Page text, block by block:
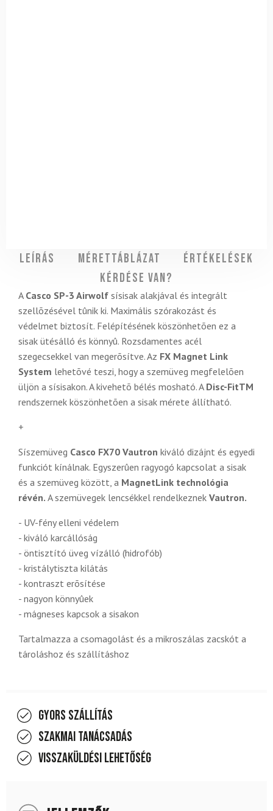
Leírás Mérettáblázat
Értékelések
Kérdése van?
A Casco SP-3 Airwolf sísisak alakjával és integrált
szellõzésével tûnik ki. Maximális szórakozást és
védelmet biztosít. Felépítésének köszönhetõen ez a
sisak ütésálló és könnyû. Rozsdamentes acél
szegecsekkel van megerõsítve. Az FX Magnet Link
System lehetõvé teszi, hogy a szemüveg megfelelõen
üljön a sísisakon. A kivehetõ bélés mosható. A Disc-FitTM
rendszernek köszönhetõen a sisak mérete állítható.
+
Síszemüveg Casco FX70 Vautron kiváló dizájnt és egyedi
funkciót kínálnak. Egyszerûen ragyogó kapcsolat a sisak
és a szemüveg között, a MagnetLink technológia
révén. A szemüvegek lencsékkel rendelkeznek Vautron.
- UV-fény elleni védelem
- kiváló karcállóság
- öntisztító üveg vízálló (hidrofób)
- kristálytiszta kilátás
- kontraszt erõsítése
- nagyon könnyûek
- mágneses kapcsok a sisakon
Tartalmazza a csomagolást és a mikroszálas zacskót a
tároláshoz és szállításhoz
Gyors szállítás
Szakmai tanácsadás
Visszaküldési lehetőség